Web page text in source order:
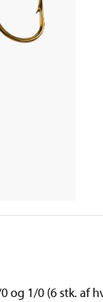
1/0 (6 stk. af